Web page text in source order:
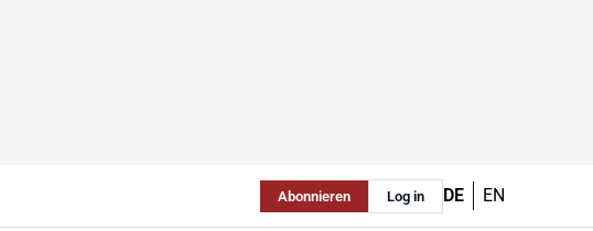
Abonnieren Log in DE EN